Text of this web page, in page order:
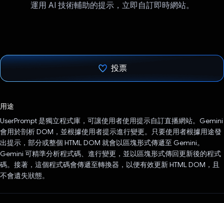
運用 AI 技術輔助的提示，立即自訂即時網站。
投票
用途
UserPrompt 是獨立程式庫，可讓使用者使用提示自訂直播網站。Gemini
會用於剖析 DOM，並根據使用者提示進行變更。只要使用者根據用途發
出提示，部分或整個 HTML DOM 就會以區塊形式傳遞至 Gemini。
Gemini 可精準分析程式碼、進行變更，並以區塊形式傳回更新後的程式
碼。接著，這個程式碼會傳遞至轉換器，以便有效更新 HTML DOM，且
不會遺失狀態。